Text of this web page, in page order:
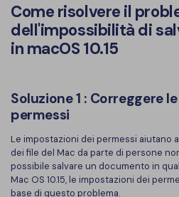
Chat con PDF
Riassunto PDF AI
Controllo grammatica AI
Chat con immagine
Rilevatore di contenuti AI
Riscrivi PDF con AI
Freelancer
Recensioni e premi
Recensioni di clienti
Guida utente
PDFelement per Windows
Come risolvere il
dell'impossibilità di
in macOS 10.15
Soluzione 1 : Correggere
permessi
Le impostazioni dei permessi aiutano
dei file del Mac da parte di persone
possibile salvare un documento in
Mac OS 10.15, le impostazioni dei
base di questo problema.